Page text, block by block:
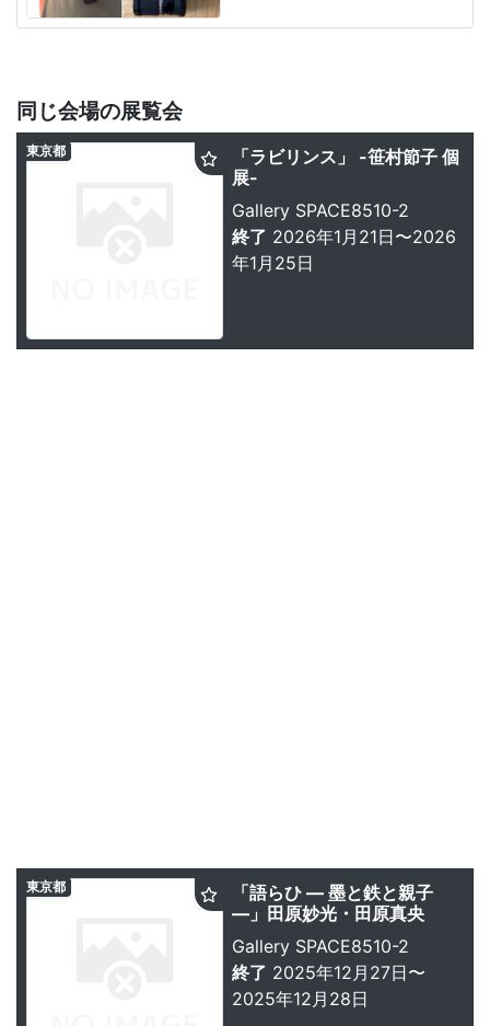
同じ会場の展覧会
「ラビリンス」 -笹村節子 個
展-
Gallery SPACE8510-2
終了 2026年1月21日〜2026
年1月25日
東京都
「語らひ ― 墨と鉄と親子
―」田原妙光・田原真央
Gallery SPACE8510-2
終了 2025年12月27日〜
2025年12月28日
東京都